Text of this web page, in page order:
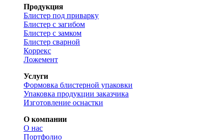
Продукция
Блистер под приварку
Блистер с загибом
Блистер с замком
Блистер сварной
Коррекс
Ложемент
Услуги
Формовка блистерной упаковки
Упаковка продукции заказчика
Изготовление оснастки
О компании
О нас
Портфолио